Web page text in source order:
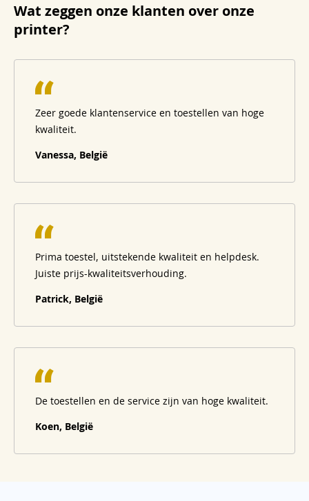
Wat zeggen onze klanten over onze
printer?
Zeer goede klantenservice en toestellen van hoge
kwaliteit.
Vanessa, België
Prima toestel, uitstekende kwaliteit en helpdesk.
Juiste prijs-kwaliteitsverhouding.
Patrick, België
De toestellen en de service zijn van hoge kwaliteit.
Koen, België